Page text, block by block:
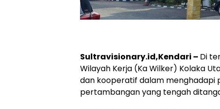
Sultravisionary.id,Kendari – Di
Wilayah Kerja (Ka Wilker) Kolaka
dan kooperatif dalam menghadapi
pertambangan yang tengah